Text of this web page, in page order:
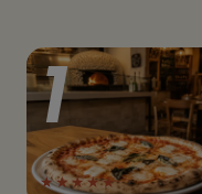
1
★★★★★